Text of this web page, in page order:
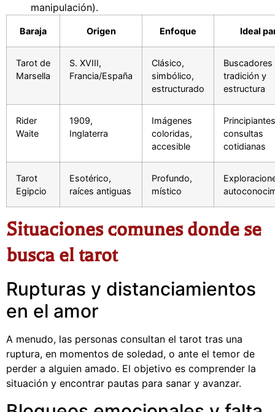
manipulación).
Baraja Origen Enfoque Ideal
Tarot de
Marsella
S. XVIII,
Francia/España
Clásico,
simbólico,
estructurado
Buscadores
tradición y
estructura
Rider
Waite
1909,
Inglaterra
Imágenes
coloridas,
accesible
consultas
cotidianas
Tarot
Egipcio
Esotérico,
raíces antiguas
Profundo,
místico
Situaciones comunes donde se
busca el tarot
Rupturas y distanciamientos
en el amor
A menudo, las personas consultan el tarot tras una
ruptura, en momentos de soledad, o ante el temor de
perder a alguien amado. El objetivo es comprender la
situación y encontrar pautas para sanar y avanzar.